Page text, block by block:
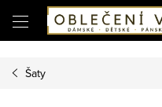
Microsoft Clarity
Přejít
na
Šaty